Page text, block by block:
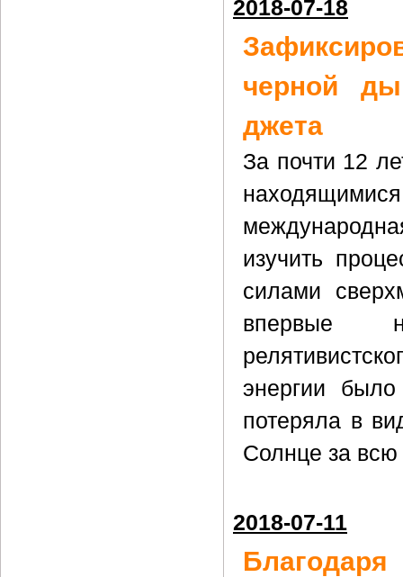
2018-07-18
черной
джета
За почти 12
изучить
силами
впервые
энергии
потеряла в
Солнце за
2018-07-11